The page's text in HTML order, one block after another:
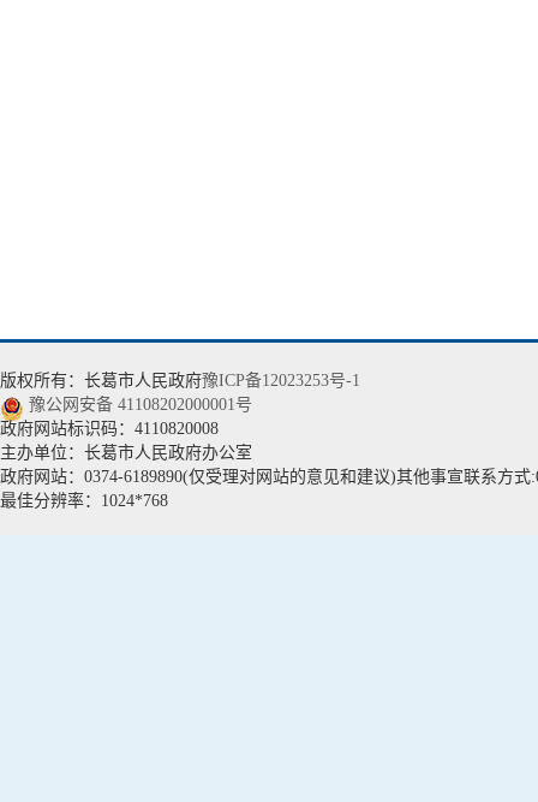
版权所有：长葛市人民政府豫ICP备12023253号-1
豫公网安备 41108202000001号
政府网站标识码：4110820008
主办单位：长葛市人民政府办公室
政府网站：0374-6189890(仅受理对网站的意见和建议)其他事宣联系方式
最佳分辨率：1024*768